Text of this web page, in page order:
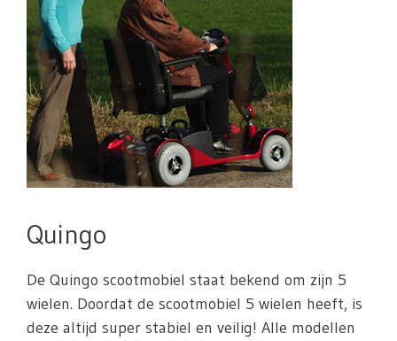
Quingo
De Quingo scootmobiel staat bekend om zijn 5
wielen. Doordat de scootmobiel 5 wielen heeft, is
deze altijd super stabiel en veilig! Alle modellen